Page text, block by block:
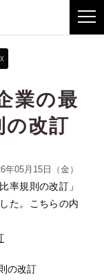
業の最
の改訂
年05月15日（金）
率規則の改訂」
た。こちらの内
の改訂